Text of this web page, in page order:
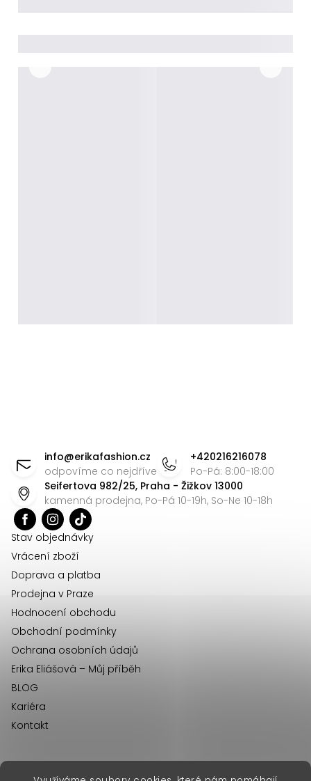
info@erikafashion.cz
odpovíme co nejdříve
+420216216078
Po-Pá: 8:00-18:00
Seifertova 982/25, Praha - Žižkov 13000
kamenná prodejna, Po-Pá 10-19h, So-Ne 10-18h
Stav objednávky
Vrácení zboží
Doprava a platba
Prodejna v Praze
Hodnocení obchodu
Obchodní podmínky
Ochrana osobních údajů
Erika Eliášová – Můj příběh
BLOG
Kariéra
Kontakt